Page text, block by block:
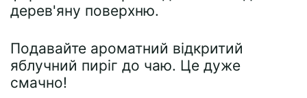
дерев'яну поверхню.
Подавайте ароматний відкритий
яблучний пиріг до чаю. Це дуже
смачно!